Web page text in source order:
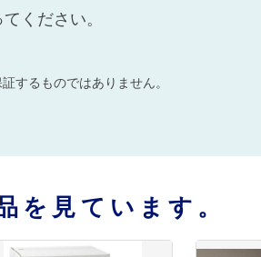
ください。
するものではありません。
を見ています。